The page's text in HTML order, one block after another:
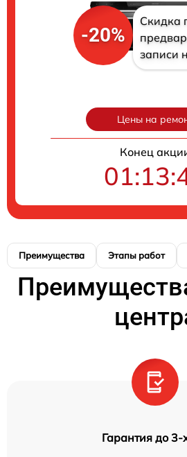
-20%
Скидка
записи
Цены на
Конец
Преимущества Этапы работ
Гарантия до 3-